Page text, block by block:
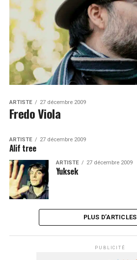
ARTISTE 27 décembre 2009
Fredo Viola
ARTISTE 27 décembre 2009
Alif tree
ARTISTE 27 décembre 2009
Yuksek
PLUS D’ARTICLES
PUBLICITÉ